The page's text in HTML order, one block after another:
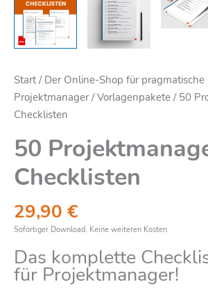
Start/ Der Online-Shop für pragmatische
Projektmanager/Vorlagenpakete / 50
Checklisten
50
Checklisten
29,90 €
Sofortiger Download. Keine weiteren Kosten.
Das komplette
für Projektmanager!